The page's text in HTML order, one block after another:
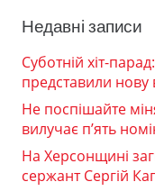
Недавні записи
Суботній хіт-
представили
Не поспішайте
вилучає п’ять
На Херсонщині
сержант Сергій